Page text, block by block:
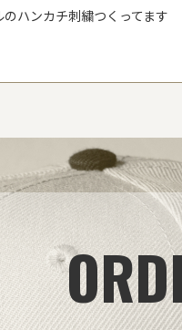
のハンカチ刺繍つくってます